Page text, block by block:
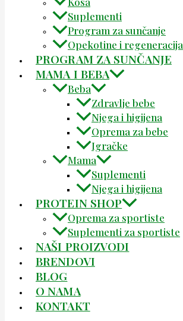
Suplementi
Program za sunčanje
Opekotine i regeneracija
PROGRAM ZA SUNČANJE
MAMA I BEBA
Beba
Zdravlje bebe
Njega i higijena
Oprema za bebe
Igračke
Mama
Suplementi
Njega i higijena
PROTEIN SHOP
Oprema za sportiste
Suplementi za sportiste
NAŠI PROIZVODI
BRENDOVI
BLOG
O NAMA
KONTAKT